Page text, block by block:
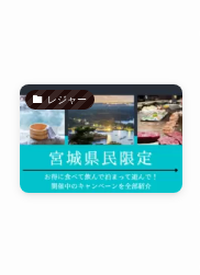
レジャー